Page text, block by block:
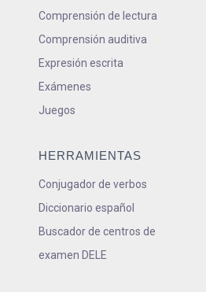
Comprensión de lectura
Comprensión auditiva
Expresión escrita
Exámenes
Juegos
HERRAMIENTAS
Conjugador de verbos
Diccionario español
Buscador de centros de
examen DELE